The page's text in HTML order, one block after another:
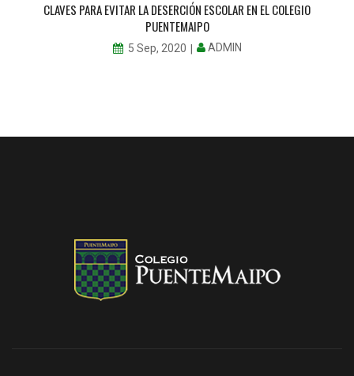
CLAVES PARA EVITAR LA DESERCIÓN ESCOLAR EN EL COLEGIO
PUENTEMAIPO
5 Sep, 2020 ADMIN